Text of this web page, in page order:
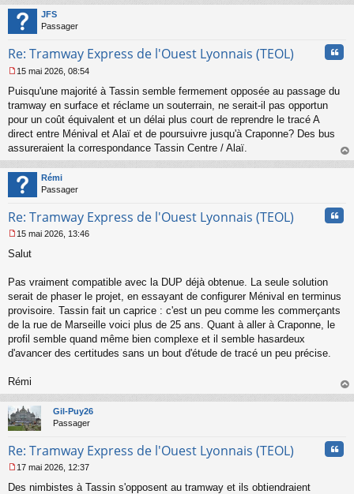
JFS
Passager
Re: Tramway Express de l'Ouest Lyonnais (TEOL)
e
s
g
e
n
o
n
l
15 mai 2026, 08:54
Puisqu'une majorité à Tassin semble fermement opposée au passage du
tramway en surface et réclame un souterrain, ne serait-il pas opportun
pour un coût équivalent et un délai plus court de reprendre le tracé A
direct entre Ménival et Alaï et de poursuivre jusqu'à Craponne? Des bus
assureraient la correspondance Tassin Centre / Alaï.
au
Rémi
Passager
Re: Tramway Express de l'Ouest Lyonnais (TEOL)
e
g
e
n
o
15 mai 2026, 13:46
Salut
Pas vraiment compatible avec la DUP déjà obtenue. La seule solution
serait de phaser le projet, en essayant de configurer Ménival en terminus
provisoire. Tassin fait un caprice : c'est un peu comme les commerçants
de la rue de Marseille voici plus de 25 ans. Quant à aller à Craponne, le
profil semble quand même bien complexe et il semble hasardeux
d'avancer des certitudes sans un bout d'étude de tracé un peu précise.
Rémi
au
Gil-Puy26
Passager
Re: Tramway Express de l'Ouest Lyonnais (TEOL)
e
17 mai 2026, 12:37
Des nimbistes à Tassin s'opposent au tramway et ils obtiendraient